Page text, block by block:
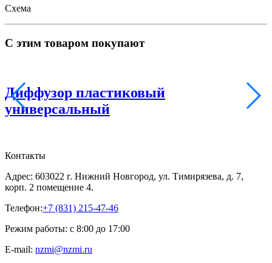
Схема
С этим товаром покупают
Диффузор пластиковый
универсальный
Контакты
Адрес: 603022 г. Нижний Новгород, ул. Тимирязева, д. 7,
корп. 2 помещение 4.
Телефон:+7 (831) 215-47-46
Режим работы: с 8:00 до 17:00
E-mail: nzmi@nzmi.ru